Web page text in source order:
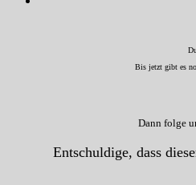
Bis jetzt gibt es
Dann folge
Entschuldige, dass